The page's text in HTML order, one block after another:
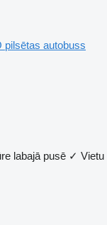
pilsētas autobuss
labajā pusē ✓ Vietu